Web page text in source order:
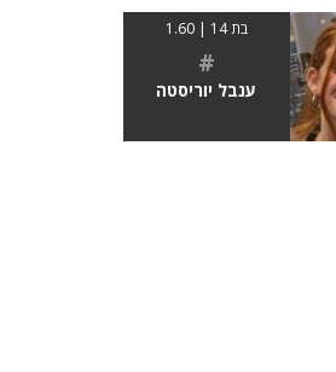
בת 14 | 1.60
#
ענבל יוריסטה